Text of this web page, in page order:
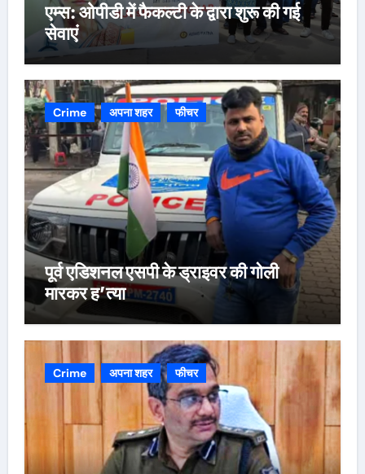
एम्स: ओपीडी में फैकल्टी के द्वारा शुरू की गई
सेवाएं
Crime अपना शहर फीचर
पूर्व एडिशनल एसपी के ड्राइवर की गोली
मारकर ह’त्या
Crime अपना शहर फीचर